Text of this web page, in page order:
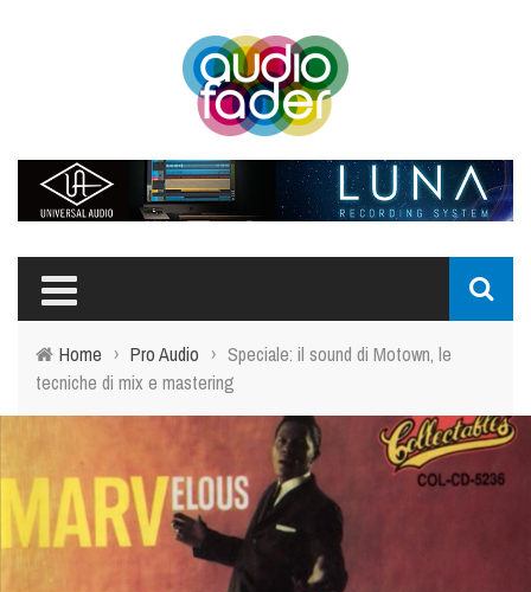
Home › Pro Audio › Speciale: il sound di Motown, le
tecniche di mix e mastering